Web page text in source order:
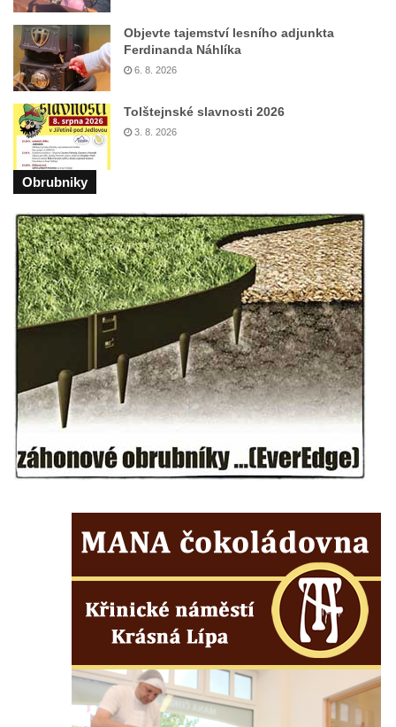
Objevte tajemství lesního adjunkta
Ferdinanda Náhlíka
6. 8. 2026
Tolštejnské slavnosti 2026
3. 8. 2026
Obrubniky